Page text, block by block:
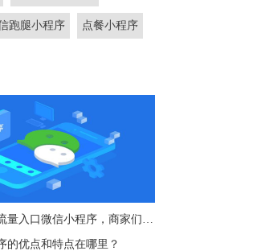
跑腿小程序 点餐小程序
的优点和特点在哪里？